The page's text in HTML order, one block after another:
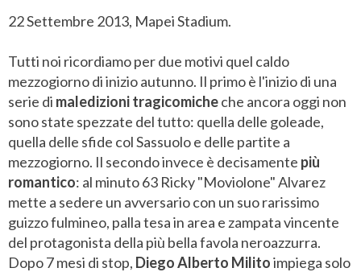
22 Settembre 2013, Mapei Stadium.
Tutti noi ricordiamo per due motivi quel caldo
mezzogiorno di inizio autunno. Il primo è l'inizio di una
serie di maledizioni tragicomicheche ancora oggi non
sono state spezzate del tutto: quella delle goleade,
quella delle sfide col Sassuolo e delle partite a
mezzogiorno. Il secondo invece è decisamente più
romantico: al minuto 63 Ricky "Moviolone" Alvarez
mette a sedere un avversario con un suo rarissimo
guizzo fulmineo, palla tesa in area e zampata vincente
del protagonista della più bella favola neroazzurra.
Dopo 7 mesi di stop, Diego Alberto Militoimpiega solo